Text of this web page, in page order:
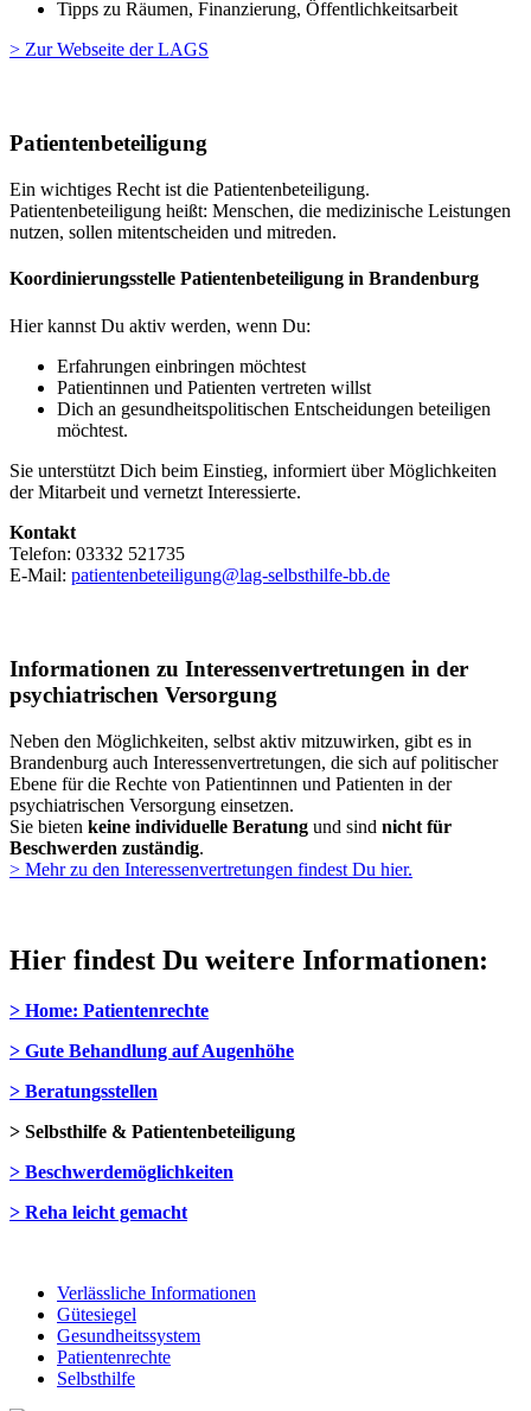
Tipps zu Räumen, Finanzierung, Öffentlichkeitsarbeit
> Zur Webseite der LAGS
Patientenbeteiligung
Ein wichtiges Recht ist die Patientenbeteiligung.
Patientenbeteiligung heißt: Menschen, die medizinische Leistungen
nutzen, sollen mitentscheiden und mitreden.
Koordinierungsstelle Patientenbeteiligung in Brandenburg
Hier kannst Du aktiv werden, wenn Du:
Erfahrungen einbringen möchtest
Patientinnen und Patienten vertreten willst
Dich an gesundheitspolitischen Entscheidungen beteiligen
möchtest.
Sie unterstützt Dich beim Einstieg, informiert über Möglichkeiten
der Mitarbeit und vernetzt Interessierte.
Kontakt
Telefon: 03332 521735
E-Mail: patientenbeteiligung@lag-selbsthilfe-bb.de
Informationen zu Interessenvertretungen in der
psychiatrischen Versorgung
Neben den Möglichkeiten, selbst aktiv mitzuwirken, gibt es in
Brandenburg auch Interessenvertretungen, die sich auf politischer
Ebene für die Rechte von Patientinnen und Patienten in der
psychiatrischen Versorgung einsetzen.
Sie bieten keine individuelle Beratung und sind nicht für
Beschwerden zuständig.
> Mehr zu den Interessenvertretungen findest Du hier.
Hier findest Du weitere Informationen:
> Home: Patientenrechte
> Gute Behandlung auf Augenhöhe
> Beratungsstellen
> Selbsthilfe & Patientenbeteiligung
> Beschwerdemöglichkeiten
> Reha leicht gemacht
Verlässliche Informationen
Gütesiegel
Gesundheitssystem
Patientenrechte
Selbsthilfe